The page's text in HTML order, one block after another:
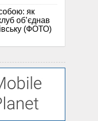
як
об’єднав
(ФОТО)